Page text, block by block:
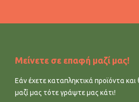
Μείνετε σε επαφή μαζί μας!
Εάν έχετε καταπληκτικά προϊόντα
μαζί μας τότε γράψτε μας κάτι!